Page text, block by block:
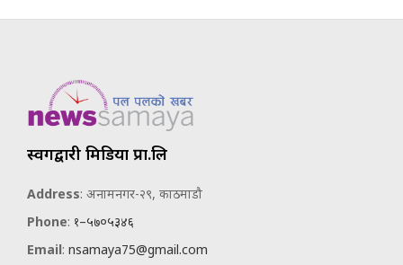
स्वर्गद्वारी मिडिया प्रा.लि
Address: अनामनगर-२९, काठमाडौ
Phone: १–५७०५३४६
Email: nsamaya75@gmail.com